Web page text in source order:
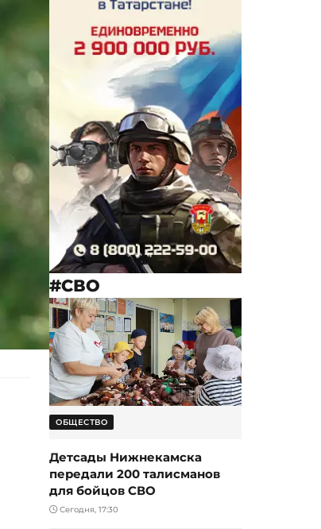
#СВО
ОБЩЕСТВО
Детсады Нижнекамска
передали 200 талисманов
для бойцов СВО
Сегодня, 17:30